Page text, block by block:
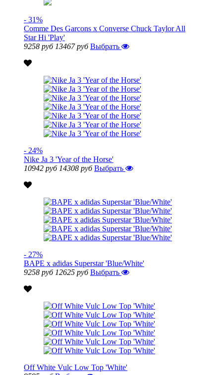
- 31%
Comme Des Garcons x Converse Chuck Taylor All
Star Hi 'Play'
9258 руб 13467 руб Выбрать
- 24%
Nike Ja 3 'Year of the Horse'
10942 руб 14308 руб Выбрать
- 27%
BAPE x adidas Superstar 'Blue/White'
9258 руб 12625 руб Выбрать
Off White Vulc Low Top 'White'